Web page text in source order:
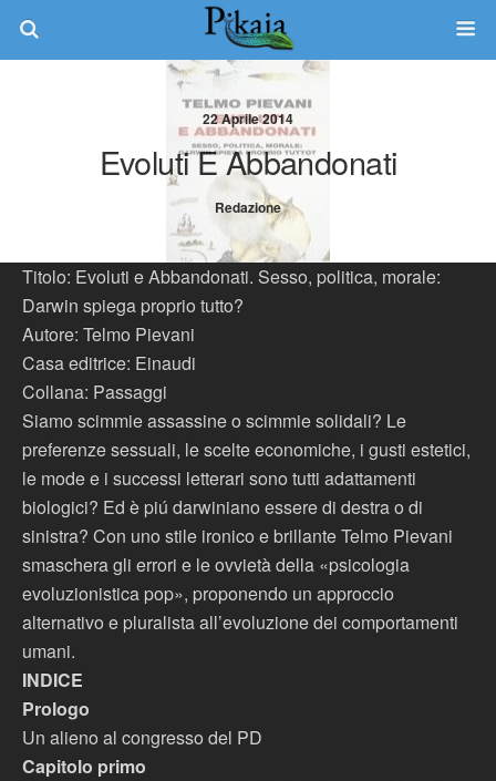
22 Aprile 2014
Evoluti E Abbandonati
Redazione
Titolo: Evoluti e Abbandonati. Sesso, politica, morale:
Darwin spiega proprio tutto?
Autore: Telmo Pievani
Casa editrice: Einaudi
Collana: Passaggi
Siamo scimmie assassine o scimmie solidali? Le
preferenze sessuali, le scelte economiche, i gusti estetici,
le mode e i successi letterari sono tutti adattamenti
biologici? Ed è piú darwiniano essere di destra o di
sinistra? Con uno stile ironico e brillante Telmo Pievani
smaschera gli errori e le ovvietà della «psicologia
evoluzionistica pop», proponendo un approccio
alternativo e pluralista all’evoluzione dei comportamenti
umani.
INDICE
Prologo
Un alieno al congresso del PD
Capitolo primo